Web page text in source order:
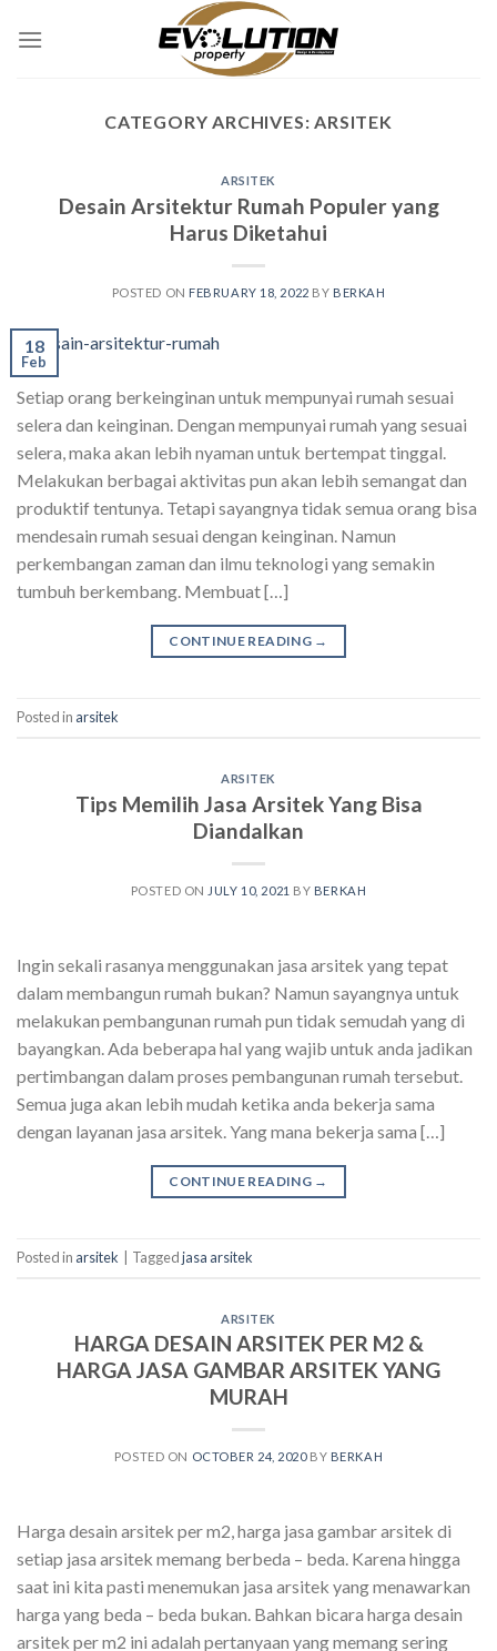
CATEGORY ARCHIVES:ARSITEK
ARSITEK
Desain Arsitektur Rumah Populer yang
Harus Diketahui
POSTED ON FEBRUARY 18, 2022 BY BERKAH
18
Feb
Setiap orang berkeinginan untuk mempunyai rumah sesuai
selera dan keinginan. Dengan mempunyai rumah yang sesuai
selera, maka akan lebih nyaman untuk bertempat tinggal.
Melakukan berbagai aktivitas pun akan lebih semangat dan
produktif tentunya. Tetapi sayangnya tidak semua orang bisa
mendesain rumah sesuai dengan keinginan. Namun
perkembangan zaman dan ilmu teknologi yang semakin
tumbuh berkembang. Membuat […]
CONTINUE READING →
Posted in arsitek
ARSITEK
Tips Memilih Jasa Arsitek Yang Bisa
Diandalkan
POSTED ON JULY 10, 2021 BY BERKAH
Ingin sekali rasanya menggunakan jasa arsitek yang tepat
dalam membangun rumah bukan? Namun sayangnya untuk
melakukan pembangunan rumah pun tidak semudah yang di
bayangkan. Ada beberapa hal yang wajib untuk anda jadikan
pertimbangan dalam proses pembangunan rumah tersebut.
Semua juga akan lebih mudah ketika anda bekerja sama
dengan layanan jasa arsitek. Yang mana bekerja sama […]
CONTINUE READING →
Posted in arsitek Taggedjasa arsitek
ARSITEK
HARGA DESAIN ARSITEK PER M2 &
HARGA JASA GAMBAR ARSITEK YANG
MURAH
POSTED ON OCTOBER 24, 2020 BY BERKAH
Harga desain arsitek per m2, harga jasa gambar arsitek di
setiap jasa arsitek memang berbeda – beda. Karena hingga
saat ini kita pasti menemukan jasa arsitek yang menawarkan
harga yang beda – beda bukan. Bahkan bicara harga desain
arsitek per m2 ini adalah pertanyaan yang memang sering